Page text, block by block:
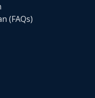
(FAQs)